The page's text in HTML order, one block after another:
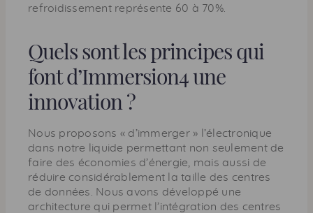
refroidissement représente 60 à 70%.
Quels sont les principes qui
font d’Immersion4 une
innovation ?
Nous proposons « d’immerger » l’électronique
dans notre liquide permettant non seulement de
faire des économies d’énergie, mais aussi de
réduire considérablement la taille des centres
de données. Nous avons développé une
architecture qui permet l’intégration des centres